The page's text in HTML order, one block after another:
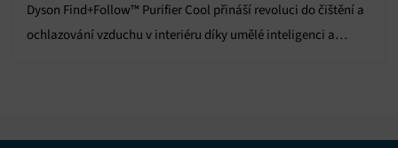
Dyson Find+Follow™ Purifier Cool přináší revoluci do čištění a
ochlazování vzduchu v interiéru díky umělé inteligenci a